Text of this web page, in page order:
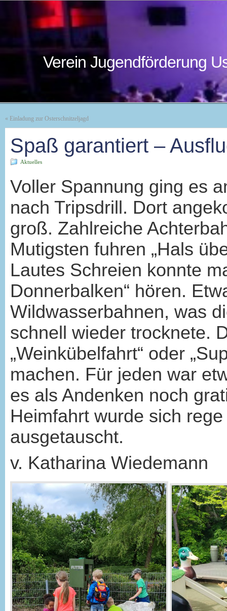
Verein Jugendförderung
« Einladung zur Osterschnitzeljagd
Spaß garantiert –
Aktuelles
Voller Spannung ging es
nach Tripsdrill. Dort
groß. Zahlreiche
Mutigsten fuhren „Hals
Lautes Schreien konnte
Donnerbalken“ hören.
Wildwasserbahnen, was
schnell wieder trocknete.
„Weinkübelfahrt“ oder
machen. Für jeden war
es als Andenken noch
Heimfahrt wurde sich
ausgetauscht.
v. Katharina Wiedemann